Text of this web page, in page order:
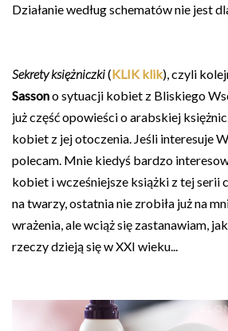
Działanie według schematów nie jest
Sekrety księżniczki(KLIK klik), czyli
Sassono sytuacji kobiet z Bliskiego
już część opowieści o arabskiej
kobiet z jej otoczenia. Jeśli interesuje
polecam. Mnie kiedyś bardzo
kobiet i wcześniejsze książki z tej serii
na twarzy, ostatnia nie zrobiła już na
wrażenia, ale wciąż się zastanawiam,
rzeczy dzieją się w XXI wieku...